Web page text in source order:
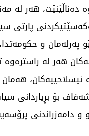
دەناڵێنێت، هەر لە
پارتی
پەرلەمان و
هەر لە راسترەوە
ئیسلاحییەکان،
بۆ بڕیاردانی
دامەزراندنی